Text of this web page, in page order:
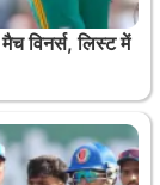
विनर्स, लिस्ट में